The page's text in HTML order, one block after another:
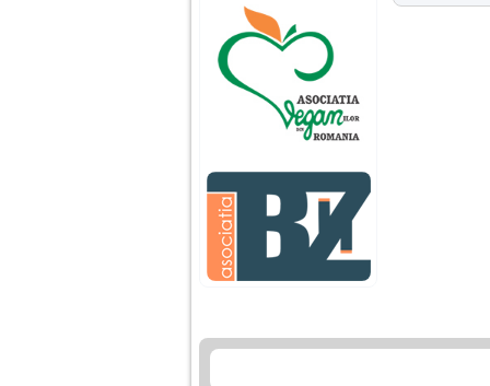
ani, privind in urma
realizez cat de multe
greseli am facut in
educatia si cresterea
ei, am fost o mama
egoista, preocupata
de implinirea
profesionala, cand ea
era mica am neglijat-
agresiva, orice
greseala era taxata cu
o palma sau pedepse.
De 4 ani am o relatie
serioasa cu un barbat
sa se manifeste o